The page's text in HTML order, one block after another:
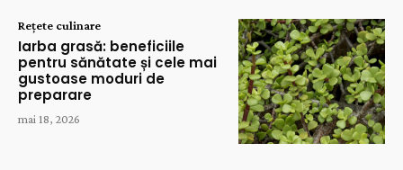
Rețete culinare
Iarba grasă: beneficiile
pentru sănătate și cele mai
gustoase moduri de
preparare
mai 18, 2026